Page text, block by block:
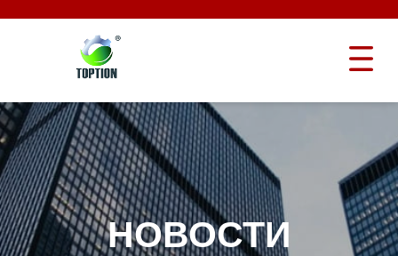
НОВОСТИ